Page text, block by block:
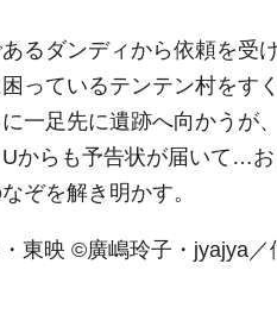
るダンディから依頼を受
っているテンテン村をす
一足先に遺跡へ向かうが
からも予告状が届いて…
ぞを解き明かす。
東映 ©廣嶋玲子・jyajya